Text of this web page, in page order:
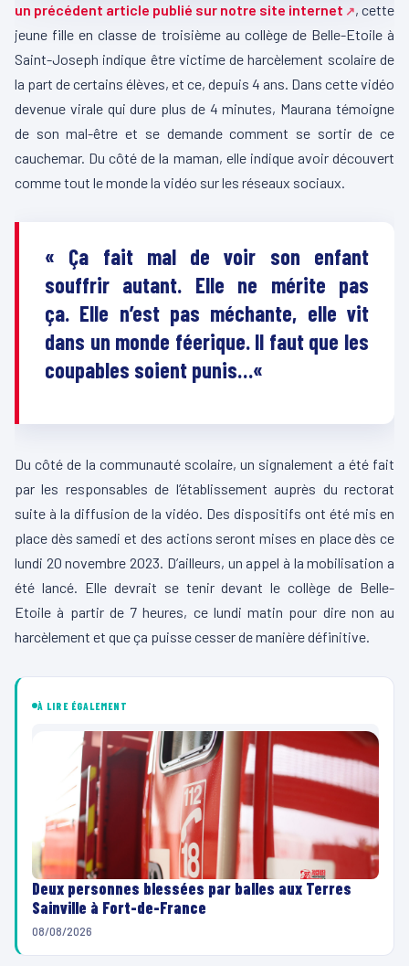
un précédent article publié sur notre site internet
, cette
jeune fille en classe de troisième au collège de Belle-Etoileà
Saint-Joseph indique être victime de harcèlement scolaire de
la part de certains élèves, et ce, depuis 4 ans. Dans cette vidéo
devenue virale qui dure plus de 4 minutes, Maurana témoigne
de son mal-être et se demande comment se sortir de ce
cauchemar. Du côté de la maman, elle indique avoir découvert
comme tout le monde la vidéo sur les réseaux sociaux.
« Ça fait mal de voir son enfant
souffrir autant. Elle ne mérite pas
ça. Elle n’est pas méchante, elle vit
dans un monde féerique.Il faut que les
coupables soient punis…«
Du côté de la communauté scolaire, un signalement a été fait
par les responsables de l’établissement auprès du rectorat
suite à la diffusion de la vidéo. Des dispositifs ont été mis en
place dès samedi et des actions seront mises en place dès ce
lundi 20 novembre 2023. D’ailleurs, un appel à la mobilisation a
été lancé. Elle devrait se tenir devant le collège de Belle-
Etoile à partir de 7 heures, ce lundi matin pour dire non au
harcèlement et que ça puisse cesser de manière définitive.
À LIRE ÉGALEMENT
Deux personnes blessées par balles aux Terres
Sainville à Fort-de-France
08/08/2026